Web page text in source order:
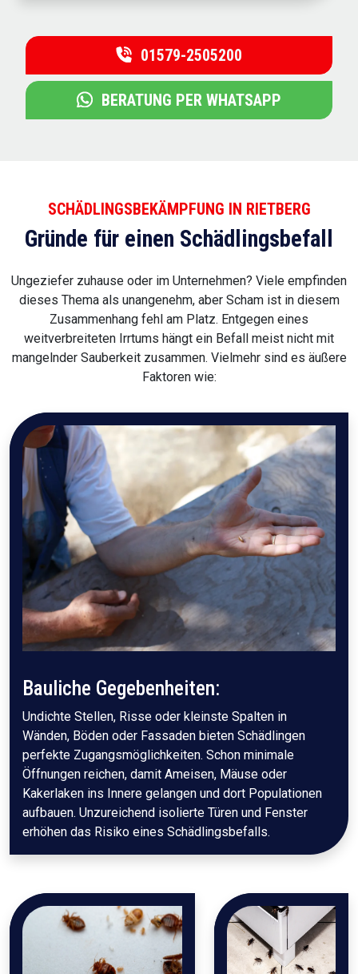
01579-2505200
BERATUNG PER WHATSAPP
SCHÄDLINGSBEKÄMPFUNG IN RIETBERG
Gründe für einen Schädlingsbefall
Ungeziefer zuhause oder im Unternehmen? Viele empfinden
dieses Thema als unangenehm, aber Scham ist in diesem
Zusammenhang fehl am Platz. Entgegen eines
weitverbreiteten Irrtums hängt ein Befall meist nicht mit
mangelnder Sauberkeit zusammen. Vielmehr sind es äußere
Faktoren wie:
Bauliche Gegebenheiten:
Undichte Stellen, Risse oder kleinste Spalten in
Wänden, Böden oder Fassaden bieten Schädlingen
perfekte Zugangsmöglichkeiten. Schon minimale
Öffnungen reichen, damit Ameisen, Mäuse oder
Kakerlaken ins Innere gelangen und dort Populationen
aufbauen. Unzureichend isolierte Türen und Fenster
erhöhen das Risiko eines Schädlingsbefalls.